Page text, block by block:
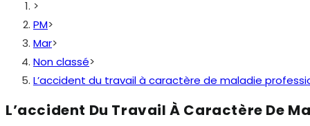
>
PM>
Mar>
Non classé>
L’accident du travail à caractère de maladie
L’accident Du Travail À Caractère De